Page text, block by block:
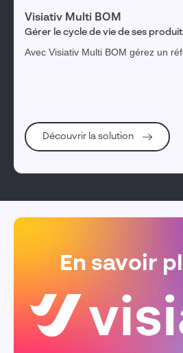
Visiativ Multi BOM
Gérer le cycle de vie de ses
Avec Visiativ Multi BOM gérez un
Découvrir la solution
En savoir